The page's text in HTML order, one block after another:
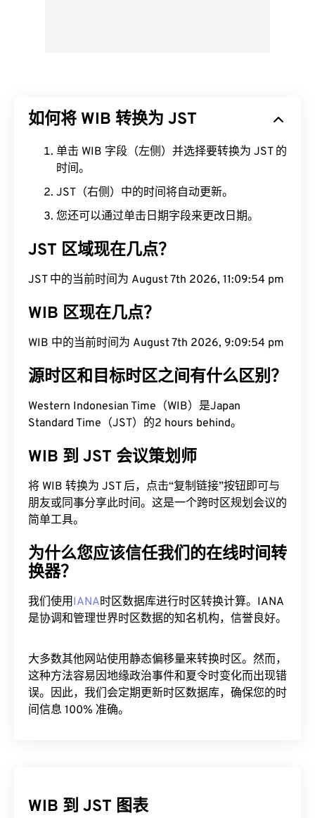
如何将 WIB 转换为 JST
单击 WIB 字段（左侧）并选择要转换为 JST 的
时间。
JST（右侧）中的时间将自动更新。
您还可以通过单击日期字段来更改日期。
JST 区域现在几点？
JST 中的当前时间为 August 7th 2026, 11:09:54 pm
WIB 区现在几点？
WIB 中的当前时间为 August 7th 2026, 9:09:54 pm
源时区和目标时区之间有什么区别？
Western Indonesian Time（WIB）是Japan
Standard Time（JST）的2 hours behind。
WIB 到 JST 会议策划师
将 WIB 转换为 JST 后，点击“复制链接”按钮即可与
朋友或同事分享此时间。这是一个跨时区规划会议的
简单工具。
为什么您应该信任我们的在线时间转
换器？
我们使用IANA时区数据库进行时区转换计算。IANA
是协调和管理世界时区数据的知名机构，信誉良好。
大多数其他网站使用静态偏移量来转换时区。然而，
这种方法容易因地缘政治事件和夏令时变化而出现错
误。因此，我们会定期更新时区数据库，确保您的时
间信息 100% 准确。
WIB 到 JST 图表